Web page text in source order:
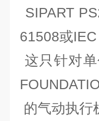
SIPART
61508或
这只针对
的气动执行